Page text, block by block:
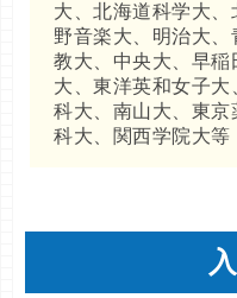
大、北海道科学大
野音楽大、明治大
教大、中央大、早
大、東洋英和女子
科大、南山大、東
科大、関西学院大等